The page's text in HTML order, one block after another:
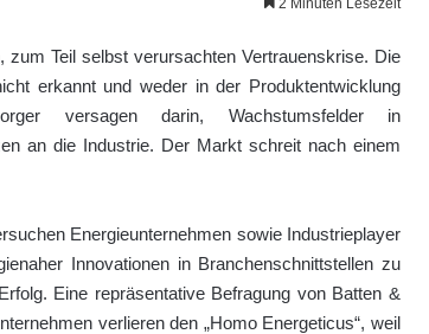
2 Minuten Lesezeit
Teil selbst verursachten Vertrauenskrise. Die
erkannt und weder in der Produktentwicklung
versagen darin, Wachstumsfelder in
an die Industrie. Der Markt schreit nach einem
Energieunternehmen sowie Industrieplayer
Innovationen in Branchenschnittstellen zu
Eine repräsentative Befragung von Batten &
verlieren den „Homo Energeticus“, weil